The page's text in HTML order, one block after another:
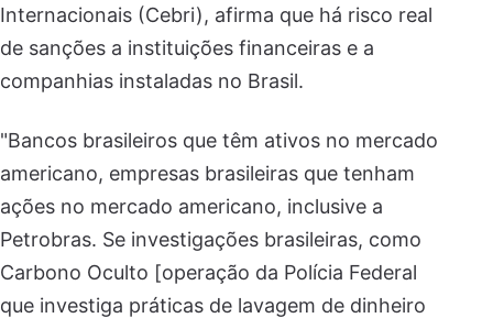
Internacionais (Cebri), afirma que há risco real
de sanções a instituições financeiras e a
companhias instaladas no Brasil.
"Bancos brasileiros que têm ativos no mercado
americano, empresas brasileiras que tenham
ações no mercado americano, inclusive a
Petrobras. Se investigações brasileiras, como
Carbono Oculto [operação da Polícia Federal
que investiga práticas de lavagem de dinheiro